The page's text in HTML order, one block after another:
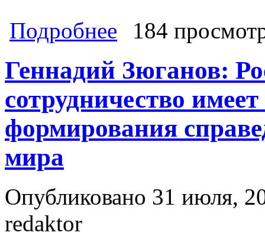
Подробнее о Поздравление Геннадия
184
Геннадий Зюганов:
сотрудничество
формирования
мира
Опубликовано 31 июля,
redaktor